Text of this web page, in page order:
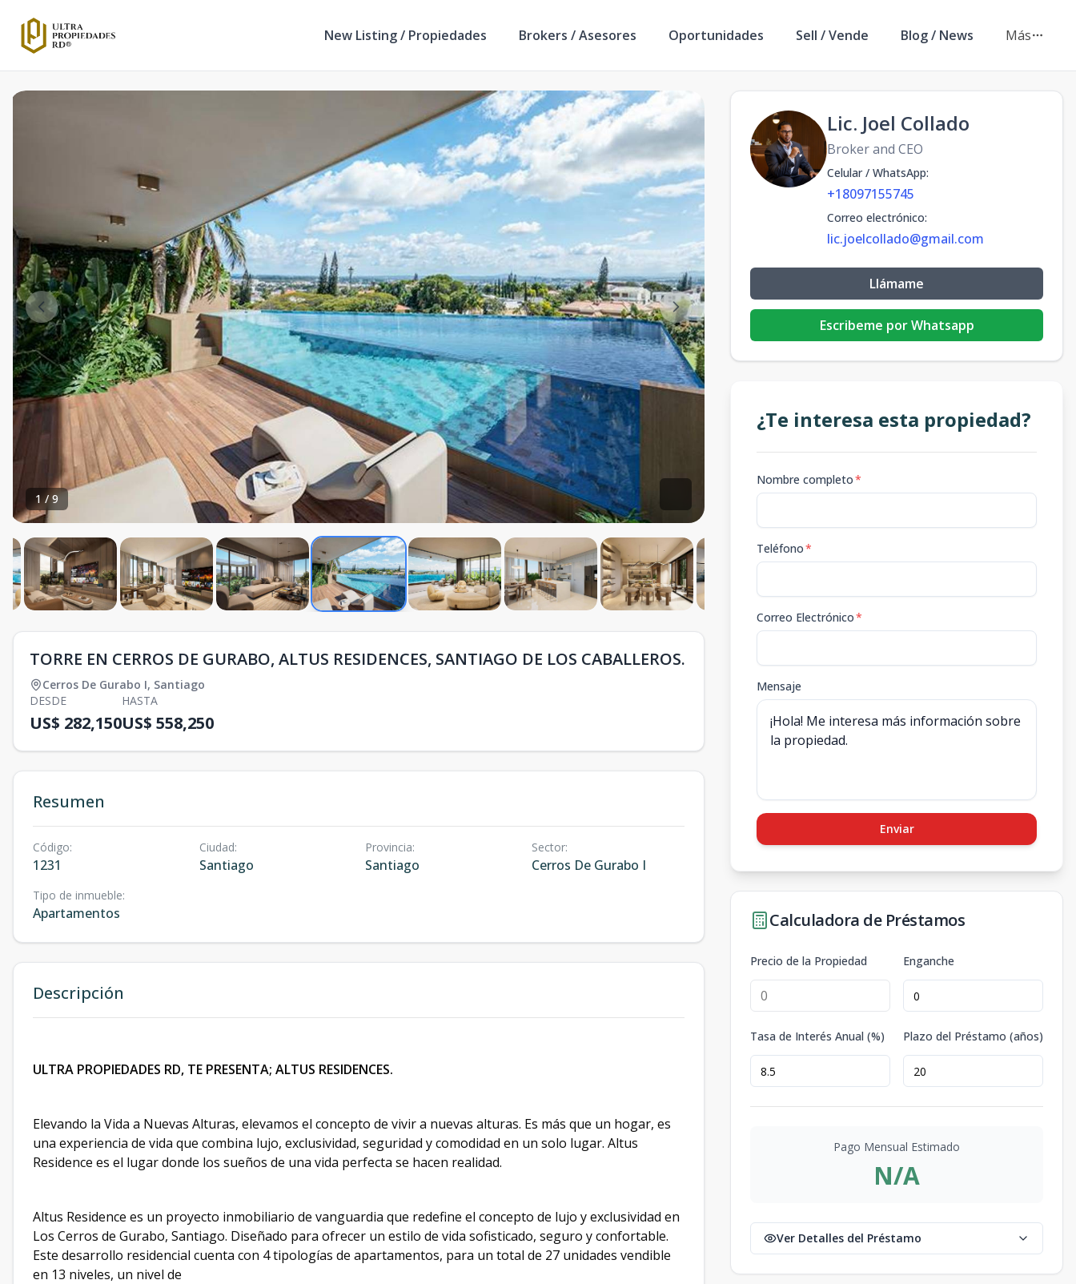
New Listing / Propiedades Brokers / Asesores Oportunidades Sell / Vende Blog / News Más
1/ 9
TORRE EN CERROS DE GURABO, ALTUS RESIDENCES, SANTIAGO DE LOS CABALLEROS.
Cerros De Gurabo I, Santiago
DESDE
US$ 282,150
HASTA
US$ 558,250
Resumen
Código:
1231
Ciudad:
Santiago
Provincia:
Santiago
Sector:
Cerros De Gurabo I
Tipo de inmueble:
Apartamentos
Descripción
ULTRA PROPIEDADES RD, TE PRESENTA; ALTUS RESIDENCES.
Elevando la Vida a Nuevas Alturas, elevamos el concepto de vivir a nuevas alturas. Es más que un hogar, es
una experiencia de vida que combina lujo, exclusividad, seguridad y comodidad en un solo lugar. Altus
Residence es el lugar donde los sueños de una vida perfecta se hacen realidad.
Altus Residence es un proyecto inmobiliario de vanguardia que redefine el concepto de lujo y exclusividad en
Los Cerros de Gurabo, Santiago. Diseñado para ofrecer un estilo de vida sofisticado, seguro y confortable.
Este desarrollo residencial cuenta con 4 tipologías de apartamentos, para un total de 27 unidades vendible
en 13 niveles, un nivel de
Lic. Joel Collado
Broker and CEO
Celular / WhatsApp:
+18097155745
Correo electrónico:
lic.joelcollado@gmail.com
Llámame
Escribeme por Whatsapp
¿Te interesa esta propiedad?
Nombre completo*
Teléfono*
Correo Electrónico*
Mensaje
Enviar
Calculadora de Préstamos
Precio de la Propiedad Enganche
Tasa de Interés Anual (%) Plazo del Préstamo (años)
Pago Mensual Estimado
N/A
Ver Detalles del Préstamo